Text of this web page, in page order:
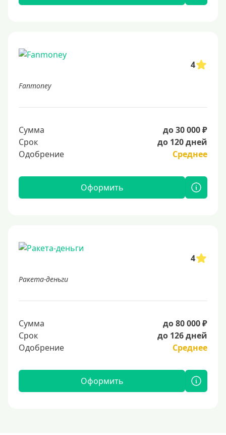
4
Fanmoney
Сумма
до 30 000 ₽
Срок
до 120 дней
Одобрение
Среднее
Оформить
4
Ракета-деньги
Сумма
до 80 000 ₽
Срок
до 126 дней
Одобрение
Среднее
Оформить